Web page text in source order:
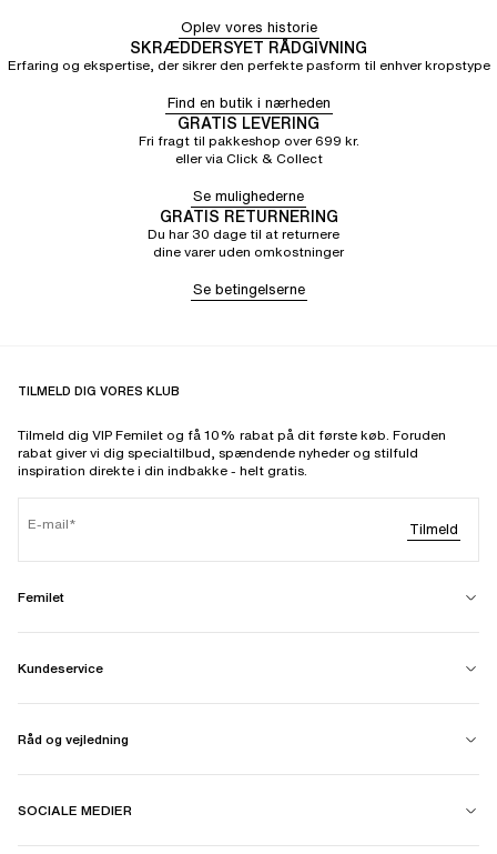
Oplev vores historie
SKRÆDDERSYET RÅDGIVNING
Erfaring og ekspertise, der sikrer den perfekte pasform til enhver kropstype
Find en butik i nærheden
GRATIS LEVERING
Fri fragt til pakkeshop over 699 kr.
eller via Click & Collect
Se mulighederne
GRATIS RETURNERING
Du har 30 dage til at returnere
dine varer uden omkostninger
Se betingelserne
TILMELD DIG VORES KLUB
Tilmeld dig VIP Femilet og få 10% rabat på dit første køb. Foruden
rabat giver vi dig specialtilbud, spændende nyheder og stilfuld
inspiration direkte i din indbakke - helt gratis.
E-mail Tilmeld
Femilet
Kundeservice
Råd og vejledning
SOCIALE MEDIER